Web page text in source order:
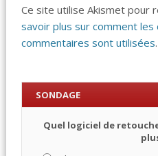
Ce site utilise Akismet pour
savoir plus sur comment les
commentaires sont utilisées.
SONDAGE
Quel logiciel de